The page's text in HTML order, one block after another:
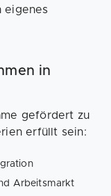
eigenes
in
gefördert zu
erfüllt sein:
Arbeitsmarkt